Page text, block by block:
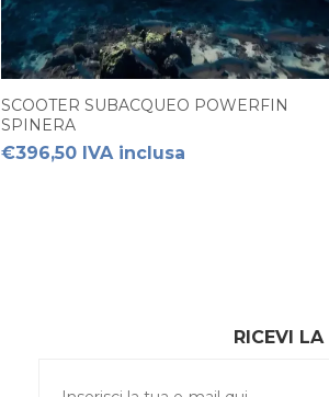
SCOOTER SUBACQUEO POWERFIN
SPINERA
€396,50 IVA inclusa
RICEVI